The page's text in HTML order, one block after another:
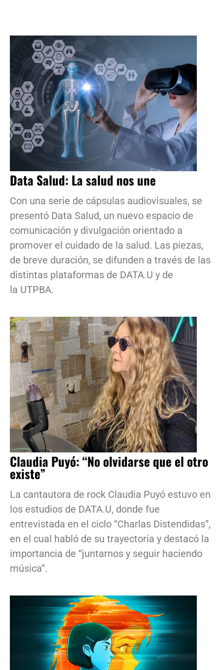
Data Salud: La salud nos une
Con una serie de cápsulas audiovisuales, se
presentó Data Salud, un nuevo espacio de
comunicación y divulgación orientado a
promover el cuidado de la salud. Las piezas,
de breve duración, se difunden a través de las
distintas plataformas de DATA.U y de
la UTPBA.
Claudia Puyó: “No olvidarse que el otro
existe”
La cantautora de rock Claudia Puyó estuvo en
los estudios de DATA.U, donde fue
entrevistada en el ciclo “Charlas Distendidas”,
en el cual habló de su trayectoria y destacó la
importancia de “juntarnos y seguir haciendo
música”.